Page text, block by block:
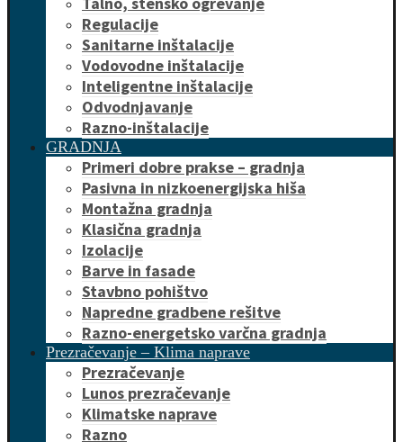
Regulacije
Sanitarne inštalacije
Vodovodne inštalacije
Inteligentne inštalacije
Odvodnjavanje
Razno-inštalacije
GRADNJA
Primeri dobre prakse – gradnja
Pasivna in nizkoenergijska hiša
Montažna gradnja
Klasična gradnja
Izolacije
Barve in fasade
Stavbno pohištvo
Napredne gradbene rešitve
Razno-energetsko varčna gradnja
Prezračevanje – Klima naprave
Prezračevanje
Lunos prezračevanje
Klimatske naprave
Razno